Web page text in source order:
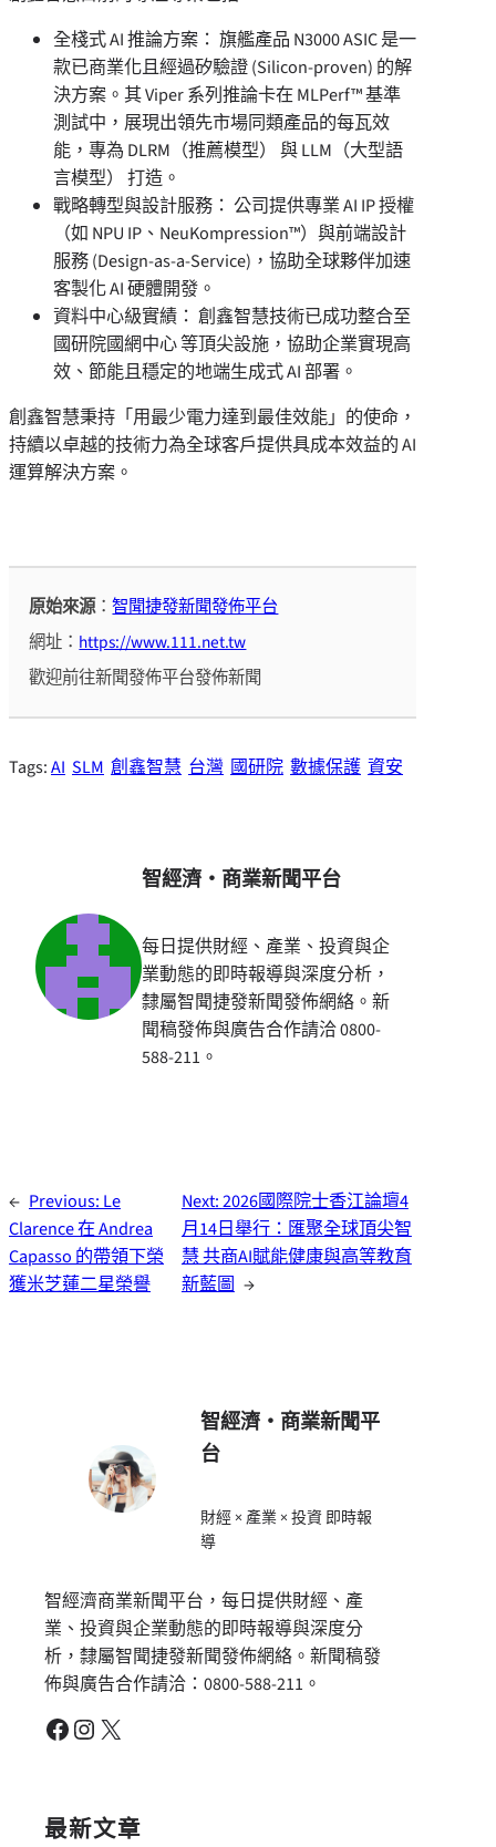
全棧式 AI 推論方案： 旗艦產品 N3000 ASIC 是一
款已商業化且經過矽驗證 (Silicon-proven) 的解
決方案。其 Viper 系列推論卡在 MLPerf™ 基準
測試中，展現出領先市場同類產品的每瓦效
能，專為 DLRM（推薦模型） 與 LLM（大型語
言模型） 打造。
戰略轉型與設計服務： 公司提供專業 AI IP 授權
（如 NPU IP、NeuKompression™）與前端設計
服務 (Design-as-a-Service)，協助全球夥伴加速
客製化 AI 硬體開發。
資料中心級實績： 創鑫智慧技術已成功整合至
國研院國網中心 等頂尖設施，協助企業實現高
效、節能且穩定的地端生成式 AI 部署。
創鑫智慧秉持「用最少電力達到最佳效能」的使命，
持續以卓越的技術力為全球客戶提供具成本效益的 AI
運算解決方案。
原始來源：智聞捷發新聞發佈平台
網址： https://www.111.net.tw
歡迎前往新聞發佈平台發佈新聞
Tags:AI SLM 創鑫智慧 台灣 國研院 數據保護 資安
智經濟・商業新聞平台
每日提供財經、產業、投資與企
業動態的即時報導與深度分析，
隸屬智聞捷發新聞發佈網絡。新
聞稿發佈與廣告合作請洽 0800-
588-211。
← Previous: Le
Clarence 在 Andrea
Capasso 的帶領下榮
獲米芝蓮二星榮譽
Next:2026國際院士香江論壇4
月14日舉行：匯聚全球頂尖智
慧 共商AI賦能健康與高等教育
新藍圖 →
智經濟・商業新聞平
台
財經 × 產業 × 投資 即時報
導
智經濟商業新聞平台，每日提供財經、產
業、投資與企業動態的即時報導與深度分
析，隸屬智聞捷發新聞發佈網絡。新聞稿發
佈與廣告合作請洽：0800-588-211。
Facebook Instagram X
最新文章